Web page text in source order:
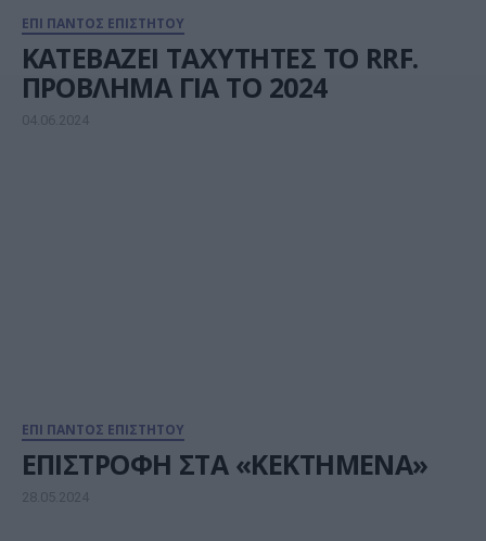
ΕΠΙ ΠΑΝΤΟΣ ΕΠΙΣΤΗΤΟΥ
ΚΑΤΕΒΑΖΕΙ ΤΑΧΥΤΗΤΕΣ ΤΟ RRF.
ΠΡΟΒΛΗΜΑ ΓΙΑ ΤΟ 2024
04.06.2024
ΕΠΙ ΠΑΝΤΟΣ ΕΠΙΣΤΗΤΟΥ
ΕΠΙΣΤΡΟΦΗ ΣΤΑ «ΚΕΚΤΗΜΕΝΑ»
28.05.2024